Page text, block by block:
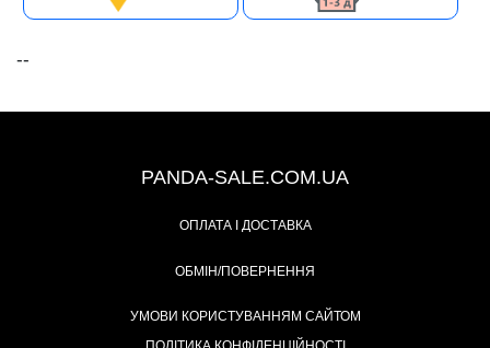
--
PANDA-SALE.COM.UA
ОПЛАТА І ДОСТАВКА
ОБМІН/ПОВЕРНЕННЯ
УМОВИ КОРИСТУВАННЯМ САЙТОМ